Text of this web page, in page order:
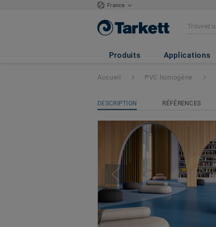
France
Produits Applications
iQ Optima
Accueil PVC homogène
DESCRIPTION RÉFÉRENCES